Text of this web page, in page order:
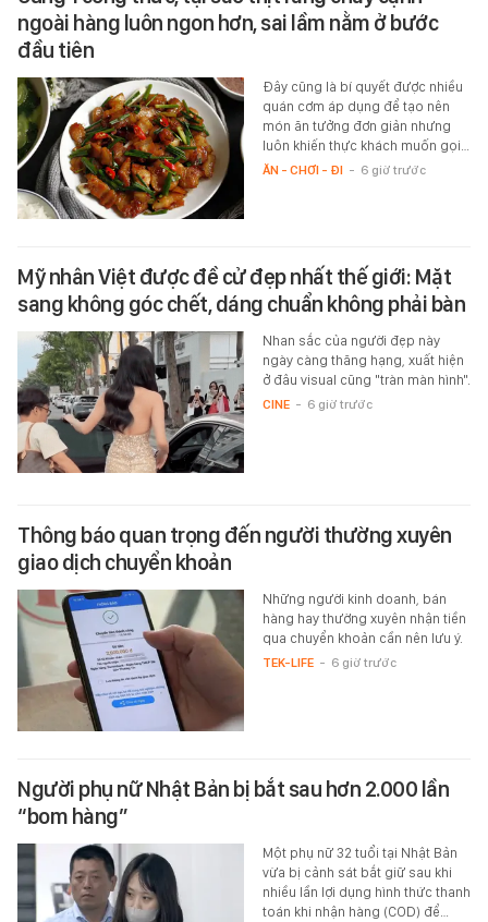
ngoài hàng luôn ngon hơn, sai lầm nằm ở bước
đầu tiên
Đây cũng là bí quyết được nhiều
quán cơm áp dụng để tạo nên
món ăn tưởng đơn giản nhưng
luôn khiến thực khách muốn gọi…
ĂN - CHƠI - ĐI - 6 giờ trước
Mỹ nhân Việt được đề cử đẹp nhất thế giới: Mặt
sang không góc chết, dáng chuẩn không phải bàn
Nhan sắc của người đẹp này
ngày càng thăng hạng, xuất hiện
ở đâu visual cũng "tràn màn hình".
CINE - 6 giờ trước
Thông báo quan trọng đến người thường xuyên
giao dịch chuyển khoản
Những người kinh doanh, bán
hàng hay thường xuyên nhận tiền
qua chuyển khoản cần nên lưu ý.
TEK-LIFE - 6 giờ trước
Người phụ nữ Nhật Bản bị bắt sau hơn 2.000 lần
“bom hàng”
Một phụ nữ 32 tuổi tại Nhật Bản
vừa bị cảnh sát bắt giữ sau khi
nhiều lần lợi dụng hình thức thanh
toán khi nhận hàng (COD) để…